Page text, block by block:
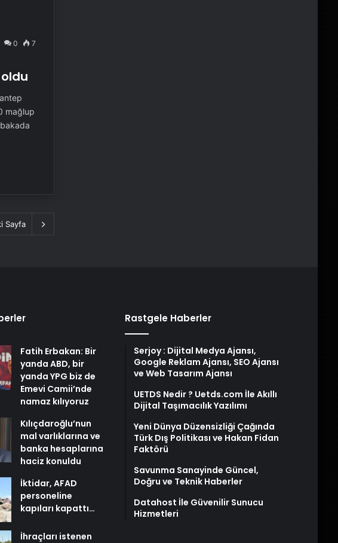
0 7
mağlup
Sayfa
Fatih Erbakan: Bir
yanda ABD, bir
yanda YPG biz de
Emevi Camii’nde
namaz kılıyoruz
Kılıçdaroğlu’nun
mal varlıklarına ve
banka hesaplarına
haciz konuldu
İktidar, AFAD
personeline
kapıları kapattı…
İhraçları istenen
Rastgele Haberler
Serjoy : Dijital Medya Ajansı,
Google Reklam Ajansı, SEO Ajansı
ve Web Tasarım Ajansı
UETDS Nedir ? Uetds.com İle Akıllı
Dijital Taşımacılık Yazılımı
Yeni Dünya Düzensizliği Çağında
Türk Dış Politikası ve Hakan Fidan
Faktörü
Savunma Sanayinde Güncel,
Doğru ve Teknik Haberler
Datahost İle Güvenilir Sunucu
Hizmetleri